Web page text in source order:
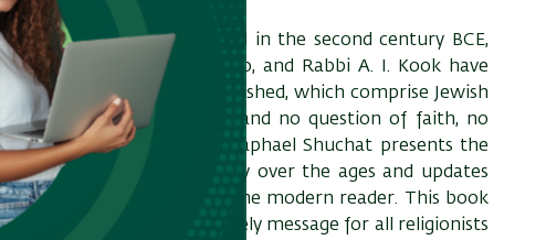
and the western world in the second century BCE,
R. Moses Hayyim Luzzatto, and Rabbi A. I. Kook have
The works they published, which comprise Jewish
intellectual caliber, and no question of faith, no
In this book Raphael Shuchat presents the
of Jewish philosophy over the ages and updates
each issue relevant for the modern reader. This book
faith, and contains a timely message for all religionists